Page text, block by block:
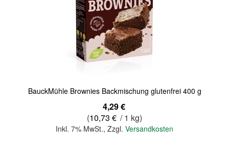
BauckMühle Brownies Backmischung glutenfrei 400 g
4,29 €
(10,73 € / 1 kg)
Inkl. 7% MwSt., Zzgl. Versandkosten